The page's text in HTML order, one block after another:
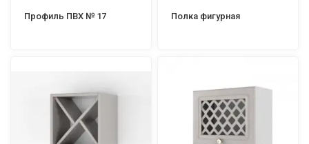
Профиль ПВХ № 17 Полка фигурная